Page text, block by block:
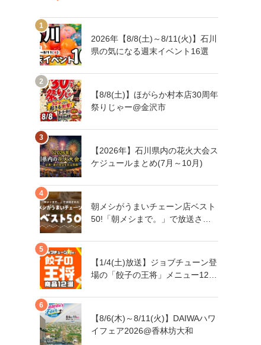
2026年【8/8(土)～8/11(火)】石川
県の気になる週末イベント16選
【8/8(土)】ほがらか村本店30周年
祭りじゃー@金沢市
【2026年】石川県内の花火大会ス
ケジュールまとめ(7月～10月)
朝メシがうまいチェーン店ベスト
50!「朝メシまで。」で放送され
県にもあるあの店舗!
【1/4(土)放送】ジョブチューン登
場の「餃子の王将」メニュー12品
【8/6(木)～8/11(火)】DAIWAハワ
イフェア2026@香林坊大和